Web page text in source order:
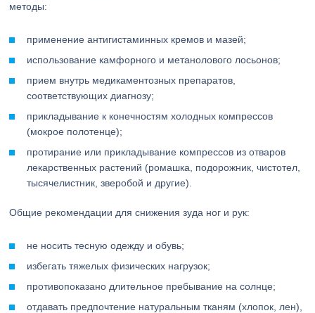
методы:
применение антигистаминных кремов и мазей;
использование камфорного и метанолового лосьонов;
прием внутрь медикаментозных препаратов,
соответствующих диагнозу;
прикладывание к конечностям холодных компрессов
(мокрое полотенце);
протирание или прикладывание компрессов из отваров
лекарственных растений (ромашка, подорожник, чистотел,
тысячелистник, зверобой и другие).
Общие рекомендации для снижения зуда ног и рук:
не носить тесную одежду и обувь;
избегать тяжелых физических нагрузок;
противопоказано длительное пребывание на солнце;
отдавать предпочтение натуральным тканям (хлопок, лен),